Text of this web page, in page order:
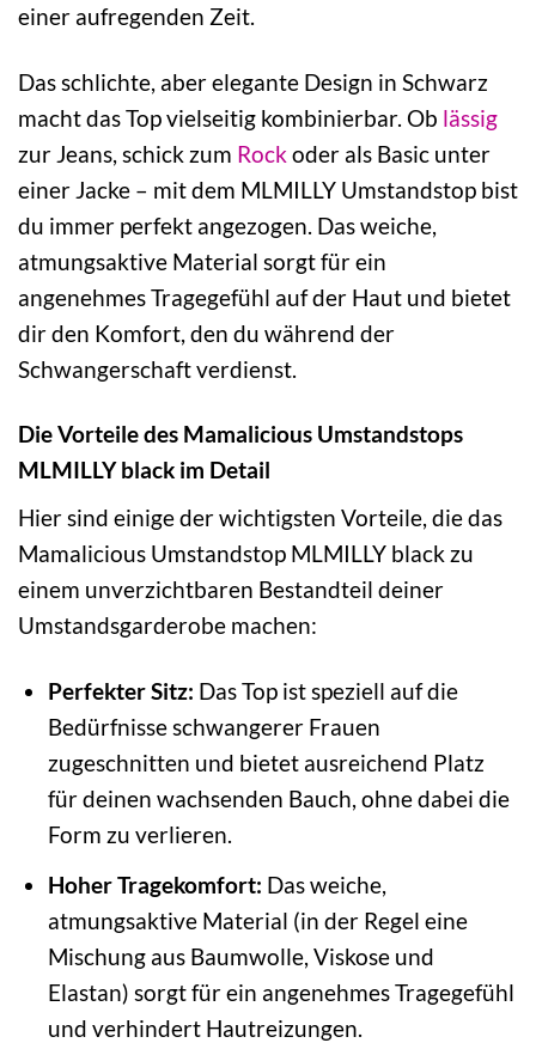
einer aufregenden Zeit.
Das schlichte, aber elegante Design in Schwarz
macht das Top vielseitig kombinierbar. Ob lässig
zur Jeans, schick zum Rockoder als Basic unter
einer Jacke – mit dem MLMILLY Umstandstop bist
du immer perfekt angezogen. Das weiche,
atmungsaktive Material sorgt für ein
angenehmes Tragegefühl auf der Haut und bietet
dir den Komfort, den du während der
Schwangerschaft verdienst.
Die Vorteile des Mamalicious Umstandstops
MLMILLY black im Detail
Hier sind einige der wichtigsten Vorteile, die das
Mamalicious Umstandstop MLMILLY black zu
einem unverzichtbaren Bestandteil deiner
Umstandsgarderobe machen:
Perfekter Sitz: Das Top ist speziell auf die
Bedürfnisse schwangerer Frauen
zugeschnitten und bietet ausreichend Platz
für deinen wachsenden Bauch, ohne dabei die
Form zu verlieren.
Hoher Tragekomfort: Das weiche,
atmungsaktive Material (in der Regel eine
Mischung aus Baumwolle, Viskose und
Elastan) sorgt für ein angenehmes Tragegefühl
und verhindert Hautreizungen.